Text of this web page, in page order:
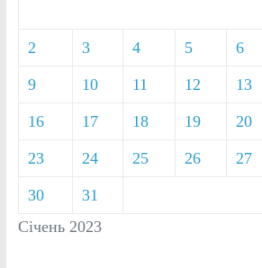
Січень 2023
2 3 4 5 6
9 10 11 12 13
16 17 18 19 20
23 24 25 26 27
30 31